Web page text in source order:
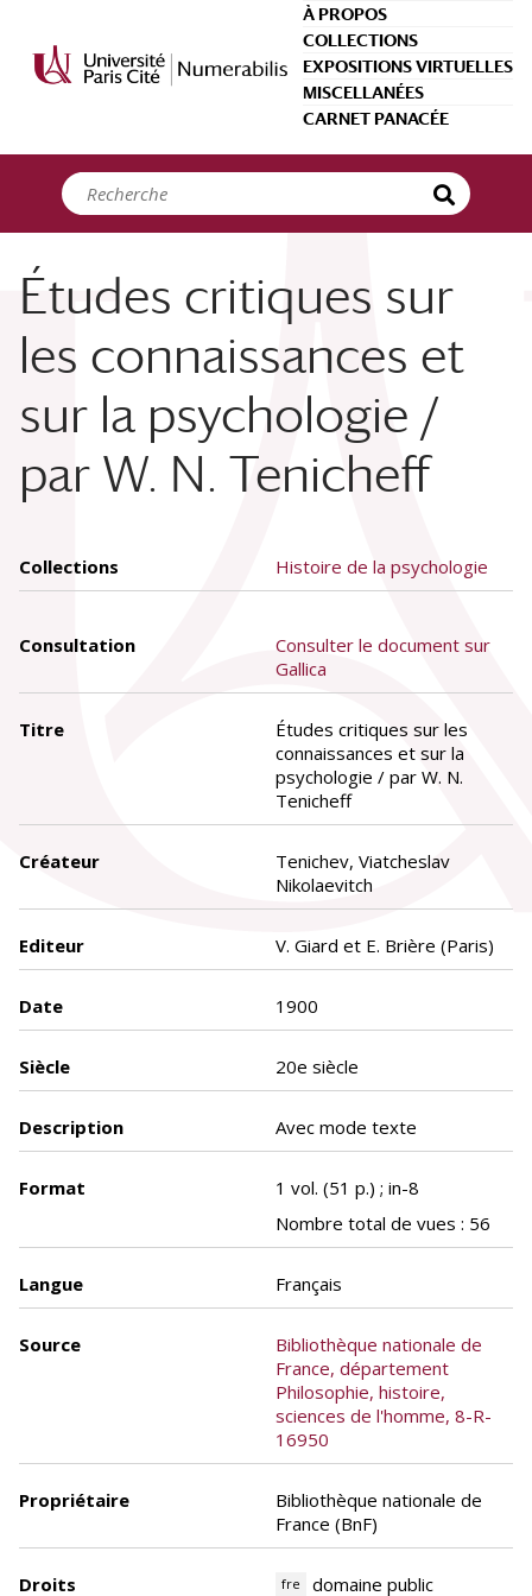
À PROPOS
COLLECTIONS
EXPOSITIONS VIRTUELLES
MISCELLANÉES
CARNET PANACÉE
Études critiques sur
les connaissances et
sur la psychologie /
par W. N. Tenicheff
Collections Histoire de la psychologie
Consultation
Consulter le document sur
Gallica
Titre
Études critiques sur les
connaissances et sur la
psychologie / par W. N.
Tenicheff
Créateur
Tenichev, Viatcheslav
Nikolaevitch
Editeur V. Giard et E. Brière (Paris)
Date 1900
Siècle 20e siècle
Description Avec mode texte
Format
1 vol. (51 p.) ; in-8
Nombre total de vues : 56
Langue Français
Source
Bibliothèque nationale de
France, département
Philosophie, histoire,
sciences de l'homme, 8-R-
16950
Propriétaire
Bibliothèque nationale de
France (BnF)
Droits fre domaine public